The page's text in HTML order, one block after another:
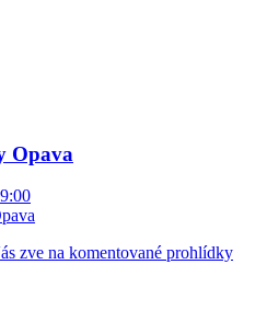
Opava
zve na komentované prohlídky